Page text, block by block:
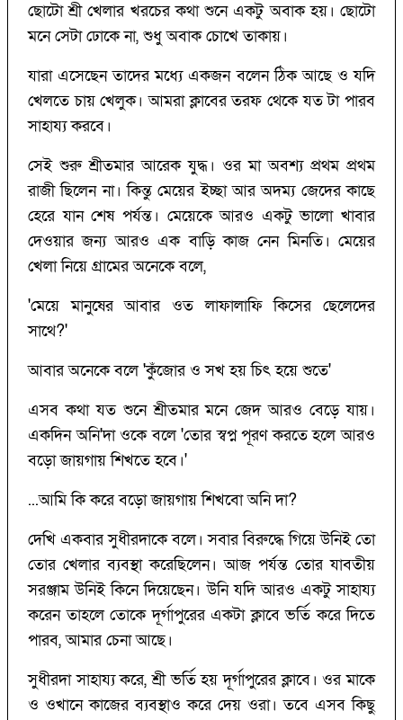
ছোটো শ্রী খেলার খরচের কথা শুনে একটু অবাক হয়। ছোটো
মনে সেটা ঢোকে না, শুধু অবাক চোখে তাকায়।
যারা এসেছেন তাদের মধ্যে একজন বলেন ঠিক আছে ও যদি
খেলতে চায় খেলুক। আমরা ক্লাবের তরফ থেকে যত টা পারব
সাহায্য করবে।
সেই শুরু শ্রীতমার আরেক যুদ্ধ। ওর মা অবশ্য প্রথম প্রথম
রাজী ছিলেন না। কিন্তু মেয়ের ইচ্ছা আর অদম্য জেদের কাছে
হেরে যান শেষ পর্যন্ত। মেয়েকে আরও একটু ভালো খাবার
দেওয়ার জন্য আরও এক বাড়ি কাজ নেন মিনতি। মেয়ের
খেলা নিয়ে গ্রামের অনেকে বলে,
'মেয়ে মানুষের আবার ওত লাফালাফি কিসের ছেলেদের
সাথে?'
আবার অনেকে বলে 'কুঁজোর ও সখ হয় চিৎ হয়ে শুতে'
এসব কথা যত শুনে শ্রীতমার মনে জেদ আরও বেড়ে যায়।
একদিন অনি'দা ওকে বলে 'তোর স্বপ্ন পূরণ করতে হলে আরও
বড়ো জায়গায় শিখতে হবে।'
...আমি কি করে বড়ো জায়গায় শিখবো অনি দা?
দেখি একবার সুধীরদাকে বলে। সবার বিরুদ্ধে গিয়ে উনিই তো
তোর খেলার ব্যবস্থা করেছিলেন। আজ পর্যন্ত তোর যাবতীয়
সরঞ্জাম উনিই কিনে দিয়েছেন। উনি যদি আরও একটু সাহায্য
করেন তাহলে তোকে দূর্গাপুরের একটা ক্লাবে ভর্তি করে দিতে
পারব, আমার চেনা আছে।
সুধীরদা সাহায্য করে, শ্রী ভর্তি হয় দূর্গাপুরের ক্লাবে। ওর মাকে
ও ওখানে কাজের ব্যবস্থাও করে দেয় ওরা। তবে এসব কিছু